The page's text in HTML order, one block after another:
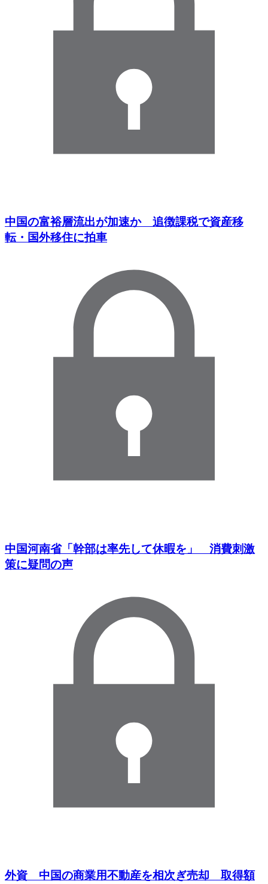
中国の富裕層流出が加速か 追徴課税で資産移
転・国外移住に拍車
中国河南省「幹部は率先して休暇を」 消費刺激
策に疑問の声
外資 中国の商業用不動産を相次ぎ売却 取得額